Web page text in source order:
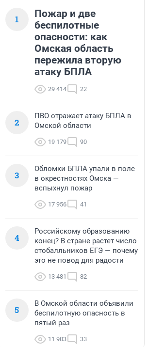
1
Пожар и две
беспилотные
опасности: как
Омская область
пережила вторую
атаку БПЛА
29 414 22
2
ПВО отражает атаку БПЛА в
Омской области
19 179 90
3
Обломки БПЛА упали в поле
в окрестностях Омска —
вспыхнул пожар
17 956 41
4
Российскому образованию
конец? В стране растет число
стобалльников ЕГЭ — почему
это не повод для радости
13 481 82
5
В Омской области объявили
беспилотную опасность в
пятый раз
11 903 33